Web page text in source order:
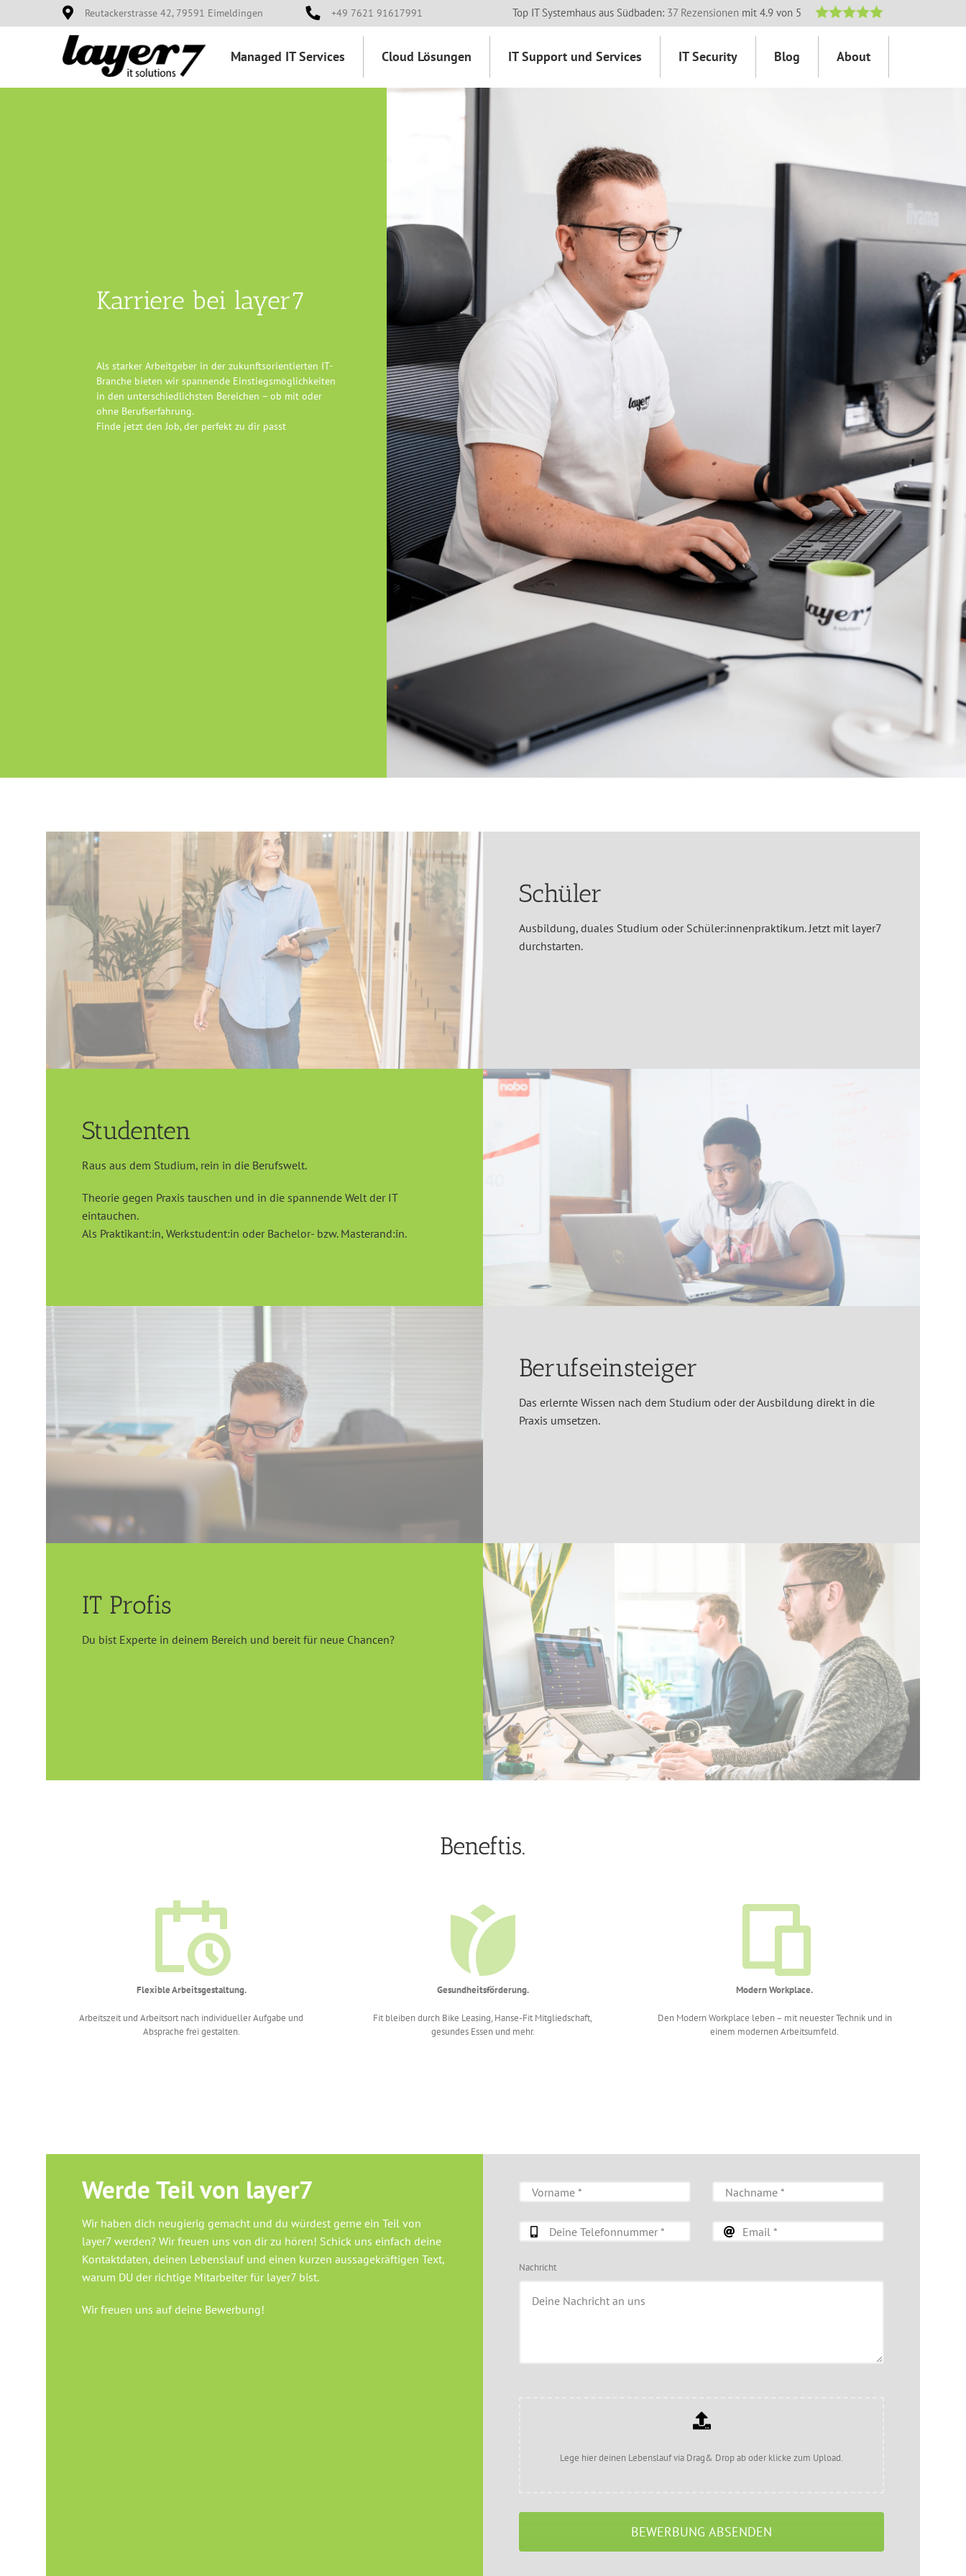
Reutackerstrasse 42, 79591 Eimeldingen +49 7621 91617991 Top IT Systemhaus aus Südbaden: 37 Rezensionen mit 4.9 von 5
Managed IT Services Cloud Lösungen IT Support und Services IT Security Blog About
Karriere bei layer7
Als starker Arbeitgeber in der zukunftsorientierten IT-
Branche bieten wir spannende Einstiegsmöglichkeiten
in den unterschiedlichsten Bereichen – ob mit oder
ohne Berufserfahrung.
Finde jetzt den Job, der perfekt zu dir passt
Schüler
Ausbildung, duales Studium oder Schüler:innenpraktikum. Jetzt mit layer7
durchstarten.
Studenten
Raus aus dem Studium, rein in die Berufswelt.
Theorie gegen Praxis tauschen und in die spannende Welt der IT
eintauchen.
Als Praktikant:in, Werkstudent:in oder Bachelor- bzw. Masterand:in.
Berufseinsteiger
Das erlernte Wissen nach dem Studium oder der Ausbildung direkt in die
Praxis umsetzen.
IT Profis
Du bist Experte in deinem Bereich und bereit für neue Chancen?
Beneftis.
Flexible Arbeitsgestaltung.
Arbeitszeit und Arbeitsort nach individueller Aufgabe und
Absprache frei gestalten.
Gesundheitsförderung.
Fit bleiben durch Bike Leasing, Hanse-Fit Mitgliedschaft,
gesundes Essen und mehr.
Modern Workplace.
Den Modern Workplace leben – mit neuester Technik und in
einem modernen Arbeitsumfeld.
Werde Teil von layer7
Wir haben dich neugierig gemacht und du würdest gerne ein Teil von
layer7 werden? Wir freuen uns von dir zu hören! Schick uns einfach deine
Kontaktdaten, deinen Lebenslauf und einen kurzen aussagekräftigen Text,
warum DU der richtige Mitarbeiter für layer7 bist.
Wir freuen uns auf deine Bewerbung!
Nachricht
Lege hier deinen Lebenslauf via Drag& Drop ab oder klicke zum Upload.
BEWERBUNG ABSENDEN